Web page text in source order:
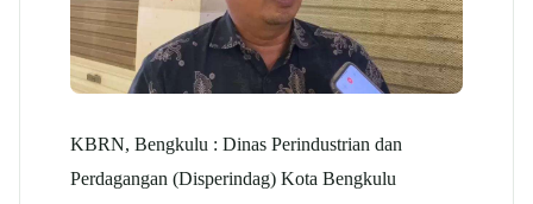
KBRN, Bengkulu : Dinas Perindustrian dan
Perdagangan (Disperindag) Kota Bengkulu